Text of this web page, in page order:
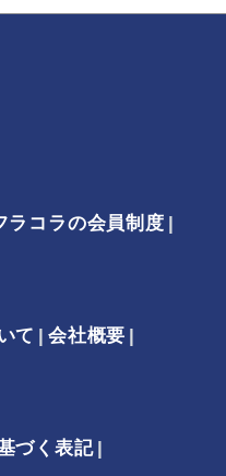
ラコラの会員制度
て 会社概要
づく表記